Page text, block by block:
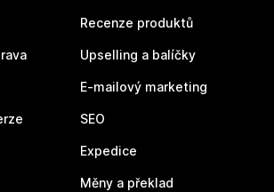
Recenze produktů
Upselling a balíčky
E-mailový marketing
SEO
Expedice
Měny a překlad